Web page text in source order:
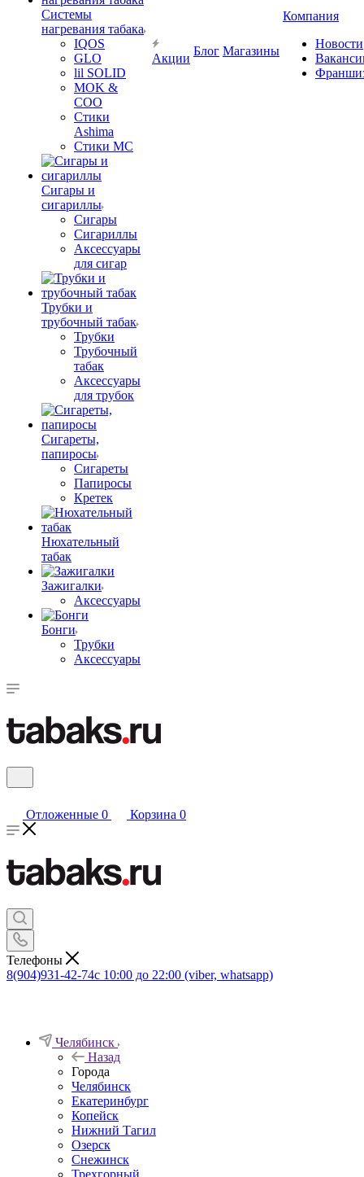
Системы
нагревания табака
IQOS
GLO
lil SOLID
MOK &
COO
Стики
Ashima
Стики MC
Сигары и
сигариллы
Сигары
Сигариллы
Аксессуары
для сигар
Трубки и
трубочный табак
Трубки
Трубочный
табак
Аксессуары
для трубок
Сигареты,
папиросы
Сигареты
Папиросы
Кретек
Нюхательный
табак
Зажигалки
Аксессуары
Бонги
Трубки
Аксессуары
Акции
Блог Магазины
Компания
Новости
Отложенные 0 Корзина 0
Телефоны
8(904)931-42-74с 10:00 до 22:00 (viber, whatsapp)
Челябинск
Назад
Города
Челябинск
Екатеринбург
Копейск
Нижний Тагил
Озерск
Снежинск
Трехгорный